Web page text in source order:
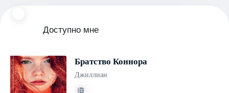
Доступно мне
Братство Коннора
Джиллиан